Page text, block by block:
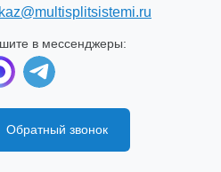
в мессенджеры:
Обратный звонок